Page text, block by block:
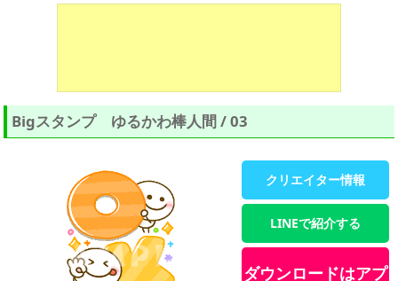
Bigスタンプ ゆるかわ棒人間 / 03
クリエイター情報
LINEで紹介する
ダウンロードはアプ